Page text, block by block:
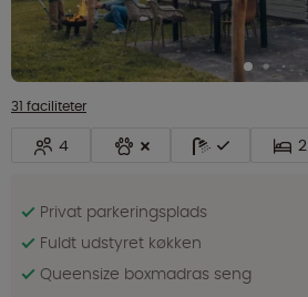
31 faciliteter
4 2
Privat parkeringsplads
Fuldt udstyret køkken
Queensize boxmadras seng